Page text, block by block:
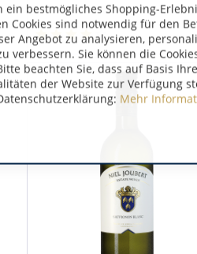
ein bestmögliches Shopping-
Cookies sind notwendig für den
Angebot zu analysieren,
verbessern. Sie können die
beachten Sie, dass auf Basis
der Website zur Verfügung
Mehr